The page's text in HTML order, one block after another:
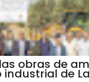
obras de
de